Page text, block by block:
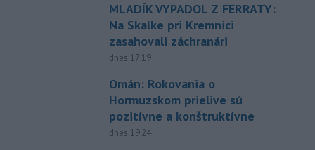
MLADÍK VYPADOL Z FERRATY:
Na Skalke pri Kremnici
zasahovali záchranári
dnes 17:19
Omán: Rokovania o
Hormuzskom prielive sú
pozitívne a konštruktívne
dnes 19:24